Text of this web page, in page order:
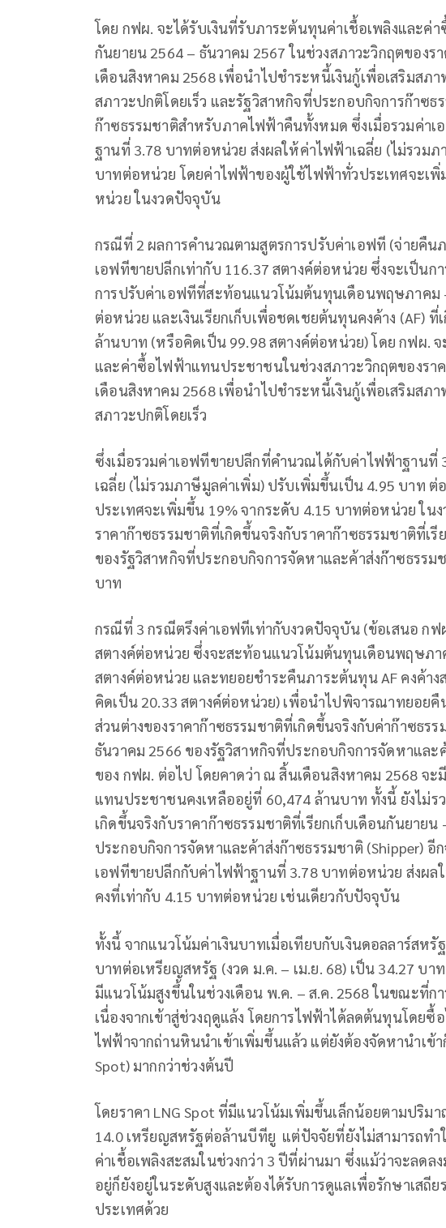
โดย กฟผ. จะได้รับเงินที่รับภาระต้นทุนค่าเชื้อเพลิงและ
กันยายน 2564 – ธันวาคม 2567 ในช่วงสภาวะวิกฤตของ
เดือนสิงหาคม 2568 เพื่อนำไปชำระหนี้เงินกู้เพื่อเสริมสภ
สภาวะปกติโดยเร็ว และรัฐวิสาหกิจที่ประกอบกิจการก๊าซธ
ก๊าซธรรมชาติสำหรับภาคไฟฟ้าคืนทั้งหมด ซึ่งเมื่อรวมค่า
ฐานที่ 3.78 บาทต่อหน่วย ส่งผลให้ค่าไฟฟ้าเฉลี่ย (ไม่รวม
บาทต่อหน่วย โดยค่าไฟฟ้าของผู้ใช้ไฟฟ้าทั่วประเทศจะเ
หน่วย ในงวดปัจจุบัน
กรณีที่ 2 ผลการคำนวณตามสูตรการปรับค่าเอฟที (จ่ายคืน
เอฟทีขายปลีกเท่ากับ 116.37 สตางค์ต่อหน่วย ซึ่งจะเป็นก
การปรับค่าเอฟทีที่สะท้อนแนวโน้มต้นทุนเดือนพฤษภาคม
ต่อหน่วย และเงินเรียกเก็บเพื่อชดเชยต้นทุนคงค้าง (AF)
ล้านบาท (หรือคิดเป็น 99.98 สตางค์ต่อหน่วย) โดย กฟผ.
และค่าซื้อไฟฟ้าแทนประชาชนในช่วงสภาวะวิกฤตของร
เดือนสิงหาคม 2568 เพื่อนำไปชำระหนี้เงินกู้เพื่อเสริมสภ
สภาวะปกติโดยเร็ว
ซึ่งเมื่อรวมค่าเอฟทีขายปลีกที่คำนวณได้กับค่าไฟฟ้าฐานที่
เฉลี่ย (ไม่รวมภาษีมูลค่าเพิ่ม) ปรับเพิ่มขึ้นเป็น 4.95 บาท
ประเทศจะเพิ่มขึ้น 19% จากระดับ 4.15 บาทต่อหน่วย ใน
ราคาก๊าซธรรมชาติที่เกิดขึ้นจริงกับราคาก๊าซธรรมชาติที่เ
ของรัฐวิสาหกิจที่ประกอบกิจการจัดหาและค้าส่งก๊าซธรรม
บาท
กรณีที่ 3 กรณีตรึงค่าเอฟทีเท่ากับงวดปัจจุบัน (ข้อเสนอ กฟ
สตางค์ต่อหน่วย ซึ่งจะสะท้อนแนวโน้มต้นทุนเดือนพฤษภา
สตางค์ต่อหน่วย และทยอยชำระคืนภาระต้นทุน AF คงค้า
คิดเป็น 20.33 สตางค์ต่อหน่วย) เพื่อนำไปพิจารณาทยอยคื
ส่วนต่างของราคาก๊าซธรรมชาติที่เกิดขึ้นจริงกับค่าก๊าซธร
ธันวาคม 2566 ของรัฐวิสาหกิจที่ประกอบกิจการจัดหาและ
ของ กฟผ. ต่อไป โดยคาดว่า ณ สิ้นเดือนสิงหาคม 2568 จ
แทนประชาชนคงเหลืออยู่ที่ 60,474 ล้านบาท ทั้งนี้ ยังไม่ร
เกิดขึ้นจริงกับราคาก๊าซธรรมชาติที่เรียกเก็บเดือนกันยาย
ประกอบกิจการจัดหาและค้าส่งก๊าซธรรมชาติ (Shipper) อี
เอฟทีขายปลีกกับค่าไฟฟ้าฐานที่ 3.78 บาทต่อหน่วย ส่งผล
คงที่เท่ากับ 4.15 บาทต่อหน่วย เช่นเดียวกับปัจจุบัน
ทั้งนี้ จากแนวโน้มค่าเงินบาทเมื่อเทียบกับเงินดอลลาร์สห
บาทต่อเหรียญสหรัฐ (งวด ม.ค. – เม.ย. 68) เป็น 34.27 บ
มีแนวโน้มสูงขึ้นในช่วงเดือน พ.ค. – ส.ค. 2568 ในขณะที่ก
เนื่องจากเข้าสู่ช่วงฤดูแล้ง โดยการไฟฟ้าได้ลดต้นทุนโดยซื้
ไฟฟ้าจากถ่านหินนำเข้าเพิ่มขึ้นแล้ว แต่ยังต้องจัดหานำเข้
Spot) มากกว่าช่วงต้นปี
โดยราคา LNG Spot ที่มีแนวโน้มเพิ่มขึ้นเล็กน้อยตามปริม
14.0 เหรียญสหรัฐต่อล้านบีทียู แต่ปัจจัยที่ยังไม่สามารถทำ
ค่าเชื้อเพลิงสะสมในช่วงกว่า 3 ปีที่ผ่านมา ซึ่งแม้ว่าจะลด
อยู่ก็ยังอยู่ในระดับสูงและต้องได้รับการดูแลเพื่อรักษาเส
ประเทศด้วย